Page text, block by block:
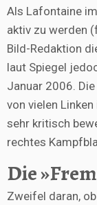
Als Lafontaine
aktiv zu werden
Bild-Redaktion
laut Spiegel
Januar 2006.
von vielen
sehr kritisch
rechtes
Die
Zweifel daran,